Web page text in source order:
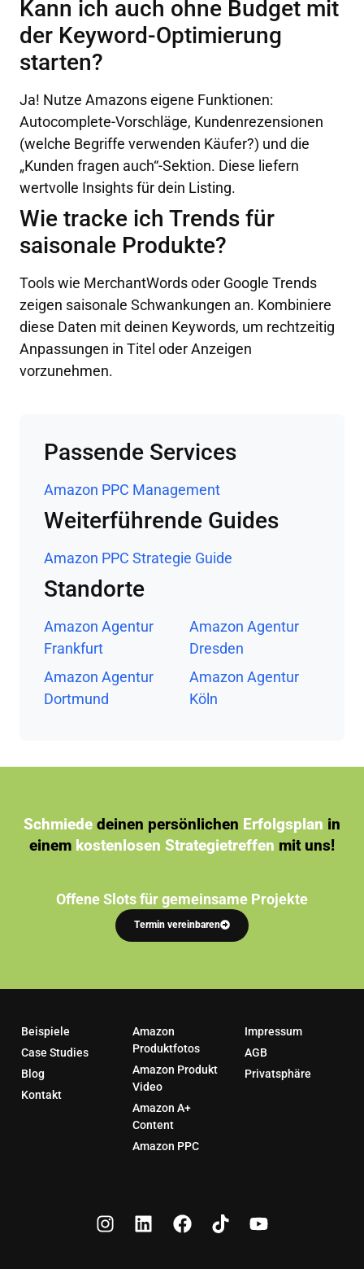
Kann ich auch ohne Budget mit
der Keyword-Optimierung
starten?
Ja! Nutze Amazons eigene Funktionen:
Autocomplete-Vorschläge, Kundenrezensionen
(welche Begriffe verwenden Käufer?) und die
„Kunden fragen auch“-Sektion. Diese liefern
wertvolle Insights für dein Listing.
Wie tracke ich Trends für
saisonale Produkte?
Tools wie MerchantWords oder Google Trends
zeigen saisonale Schwankungen an. Kombiniere
diese Daten mit deinen Keywords, um rechtzeitig
Anpassungen in Titel oder Anzeigen
vorzunehmen.
Passende Services
Amazon PPC Management
Weiterführende Guides
Amazon PPC Strategie Guide
Standorte
Amazon Agentur
Frankfurt
Amazon Agentur
Dortmund
Amazon Agentur
Dresden
Amazon Agentur
Köln
Schmiede deinen persönlichen Erfolgsplan in
einem kostenlosen Strategietreffen mit uns!
Offene Slots für gemeinsame Projekte
Termin vereinbaren
Beispiele
Case Studies
Blog
Kontakt
Amazon
Produktfotos
Amazon Produkt
Video
Amazon A+
Content
Amazon PPC
Impressum
AGB
Privatsphäre